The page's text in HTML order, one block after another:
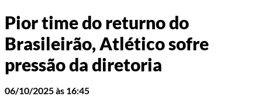
Pior time do returno do
Brasileirão, Atlético sofre
pressão da diretoria
06/10/2025 às 16:45